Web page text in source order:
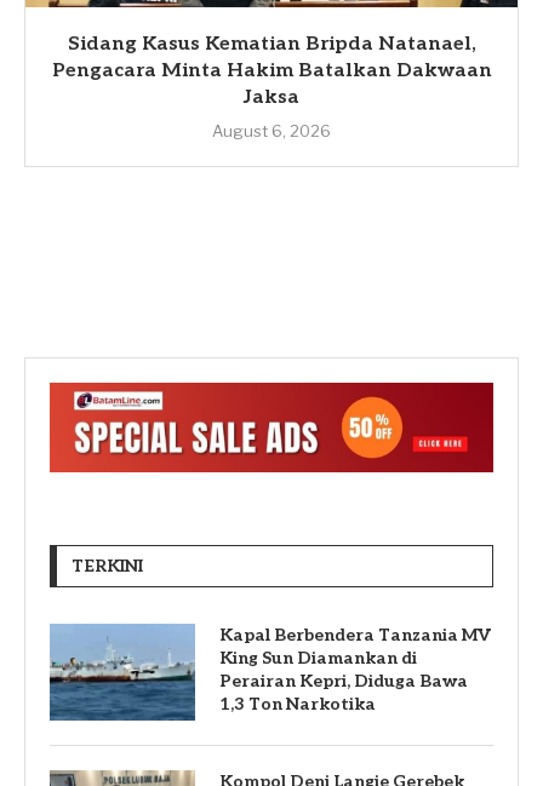
Sidang Kasus Kematian Bripda Natanael,
Pengacara Minta Hakim Batalkan Dakwaan
Jaksa
August 6, 2026
TERKINI
Kapal Berbendera Tanzania MV
King Sun Diamankan di
Perairan Kepri, Diduga Bawa
1,3 Ton Narkotika